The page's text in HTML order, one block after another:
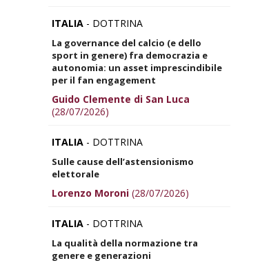
ITALIA - DOTTRINA
La governance del calcio (e dello
sport in genere) fra democrazia e
autonomia: un asset imprescindibile
per il fan engagement
Guido Clemente di San Luca
(28/07/2026)
ITALIA - DOTTRINA
Sulle cause dell’astensionismo
elettorale
Lorenzo Moroni (28/07/2026)
ITALIA - DOTTRINA
La qualità della normazione tra
genere e generazioni